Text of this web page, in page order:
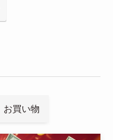
お買い物